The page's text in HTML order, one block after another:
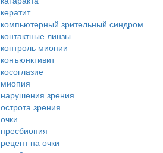
кератит
компьютерный зрительный синдром
контактные линзы
контроль миопии
конъюнктивит
косоглазие
миопия
нарушения зрения
острота зрения
очки
пресбиопия
рецепт на очки